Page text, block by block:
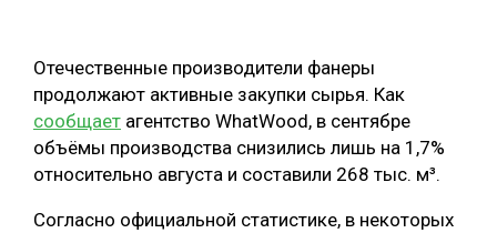
БИОЭНЕРГЕТИКА
ЛЕСОВОССТАНОВЛЕНИЕ И ЗАЩИТА
ЛОГИСТИКА
ТЕМАТИЧЕСКИЕ ПРОЕКТЫ
ПОДБОРКИ СТАТЕЙ
Отечественные производители фанеры
продолжают активные закупки сырья. Как
сообщает агентство WhatWood, в сентябре
объёмы производства снизились лишь на 1,7%
относительно августа и составили 268 тыс. м³.
Согласно официальной статистике, в некоторых